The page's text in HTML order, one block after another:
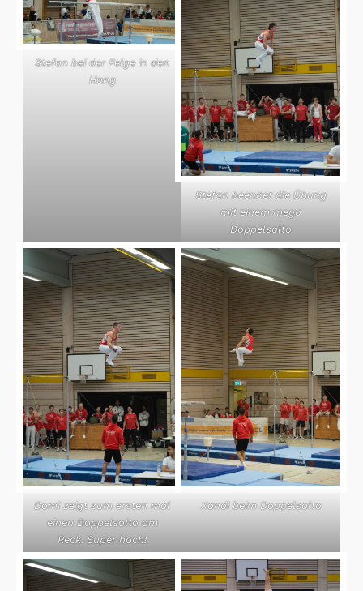
Stefan bei der Felge in den
Hang
Stefan beendet die Übung
mit einem mega
Doppelsalto
Domi zeigt zum ersten mal
einen Doppelsalto am
Reck. Super hoch!
Xandi beim Doppelsalto